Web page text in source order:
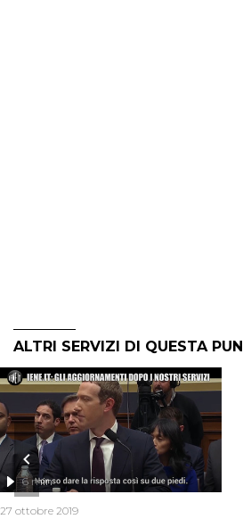
ALTRI SERVIZI DI QUESTA
6 min
27 ottobre 2019